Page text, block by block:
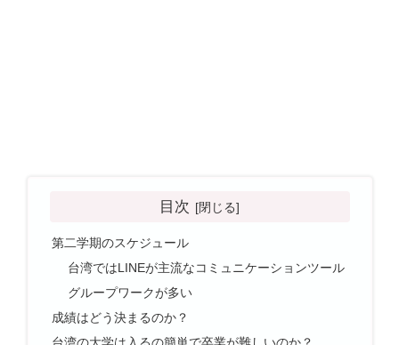
目次
第二学期のスケジュール
台湾ではLINEが主流なコミュニケーションツール
グループワークが多い
成績はどう決まるのか？
台湾の大学は入るの簡単で卒業が難しいのか？